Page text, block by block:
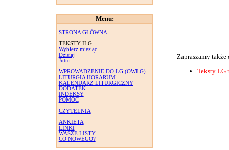
Menu:
STRONA GŁÓWNA
TEKSTY ILG
Wybierz miesiąc
Dzisiaj
Jutro
WPROWADZENIE DO LG (OWLG)
LITURGIA HORARUM
KALENDARZ LITURGICZNY
DODATEK
INDEKSY
POMOC
CZYTELNIA
ANKIETA
LINKI
WASZE LISTY
CO NOWEGO?
Zapraszamy
Teksty LG